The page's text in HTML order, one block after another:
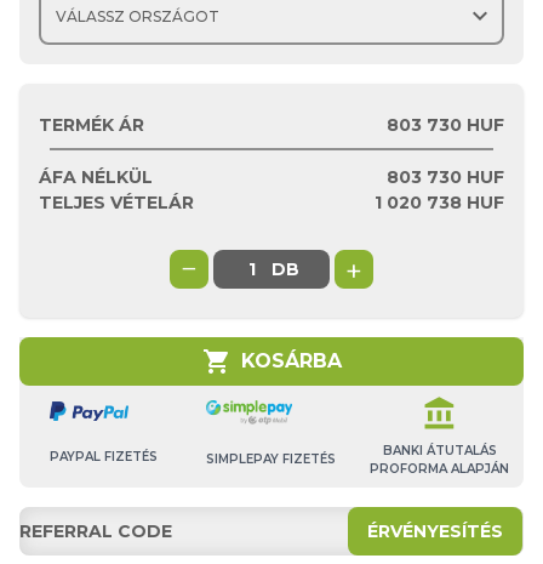
expand_more
TERMÉK ÁR 803 730 HUF
ÁFA NÉLKÜL 803 730 HUF
TELJES VÉTELÁR
1 020 738 HUF
− DB +
shopping_cart KOSÁRBA
PAYPAL FIZETÉS SIMPLEPAY FIZETÉS
account_balance
BANKI ÁTUTALÁS
PROFORMA ALAPJÁN
ÉRVÉNYESÍTÉS